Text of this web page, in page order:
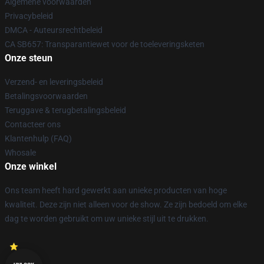
Privacybeleid
DMCA - Auteursrechtbeleid
CA SB657: Transparantiewet voor de toeleveringsketen
Onze steun
Verzend- en leveringsbeleid
Betalingsvoorwaarden
Teruggave & terugbetalingsbeleid
Contacteer ons
Klantenhulp (FAQ)
Whosale
Onze winkel
Ons team heeft hard gewerkt aan unieke producten van hoge
kwaliteit. Deze zijn niet alleen voor de show. Ze zijn bedoeld om elke
dag te worden gebruikt om uw unieke stijl uit te drukken.